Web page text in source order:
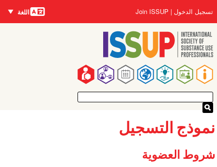
Main
navigation
User
account
menu
تسجيل الدخول Join ISSUP اللغات
اللغة
التسجيل
العضوية